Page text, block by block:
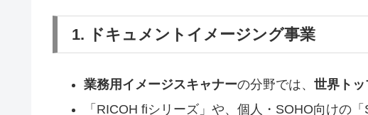
1. ドキュメントイメージング事業
業務用イメージスキャナーの分野では、 世界ト
「RICOH fiシリーズ」や、個人・SOHO向けの